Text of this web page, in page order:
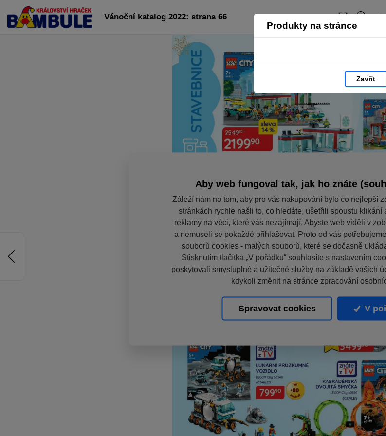
Produkty na stránce
Zavřít
Vánoční katalog 2022: strana 66
Aby web fungoval tak, jak ho znáte
Záleží nám na tom, aby pro vás nakupování bylo co nejlepší
stránkách rychle našli to, co hledáte, ušetřili spoustu klikání
reklamy na věci, které vás nezajímají. Abyste web viděli v
a nemuseli se pokaždé přihlašovat. Proto od vás
souborů cookies - malých souborů, které se dočasně
Stisknutím tlačítka „V pořádku“ souhlasíte s nastavením
poskytovali smysluplné a užitečné služby na základě vašich
kdykoli změnit na stránce zpracování
Spravovat cookies V